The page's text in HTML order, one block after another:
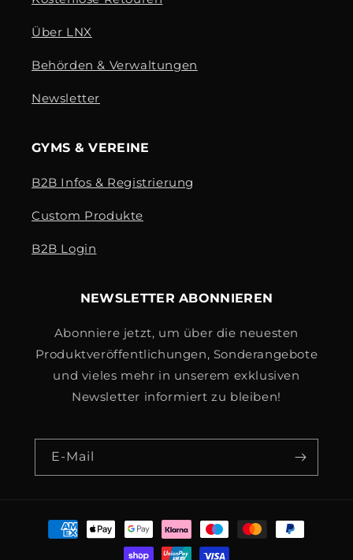
Über LNX
Behörden & Verwaltungen
Newsletter
GYMS & VEREINE
B2B Infos & Registrierung
Custom Produkte
B2B Login
NEWSLETTER ABONNIEREN
Abonniere jetzt, um über die neuesten
Produktveröffentlichungen, Sonderangebote
und vieles mehr in unserem exklusiven
Newsletter informiert zu bleiben!
E-Mail
Zahlungsmethoden